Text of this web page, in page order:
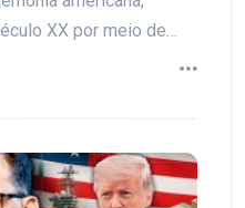
XX por meio de…